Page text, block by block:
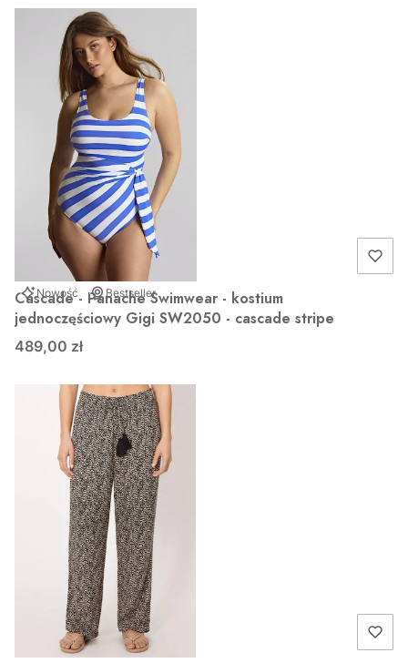
Nowość Bestseller
Cascade - Panache Swimwear - kostium
jednoczęściowy Gigi SW2050 - cascade stripe
489,00 zł